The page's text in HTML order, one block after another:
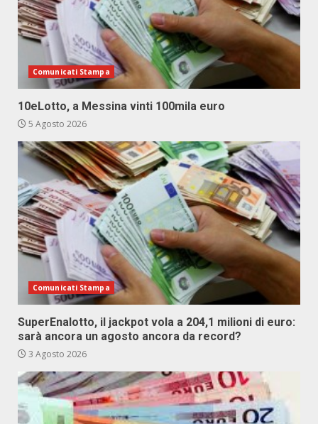
Comunicati Stampa
10eLotto, a Messina vinti 100mila euro
5 Agosto 2026
Comunicati Stampa
SuperEnalotto, il jackpot vola a 204,1 milioni di euro:
sarà ancora un agosto ancora da record?
3 Agosto 2026